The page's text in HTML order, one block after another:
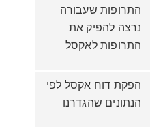
התרופות שעבורה
נרצה להפיק את
התרופות לאקסל
הפקת דוח אקסל לפי
הנתונים שהגדרנו